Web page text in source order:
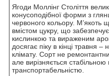
Ягоди Моллінг Століття
конусоподібної форми з
червоного кольору. М’якоть
вмістом цукру, що
кислинкою та вираженим
досягає піку в кінці травня
клімату. Сорт не
але вирізняється
транспортабельністю.